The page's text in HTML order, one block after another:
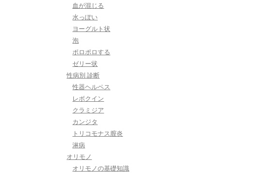
血が混じる
水っぽい
ヨーグルト状
泡
ポロポロする
ゼリー状
性病別 診断
性器ヘルペス
レボクイン
クラミジア
カンジタ
トリコモナス膣炎
淋病
オリモノ
オリモノの基礎知識